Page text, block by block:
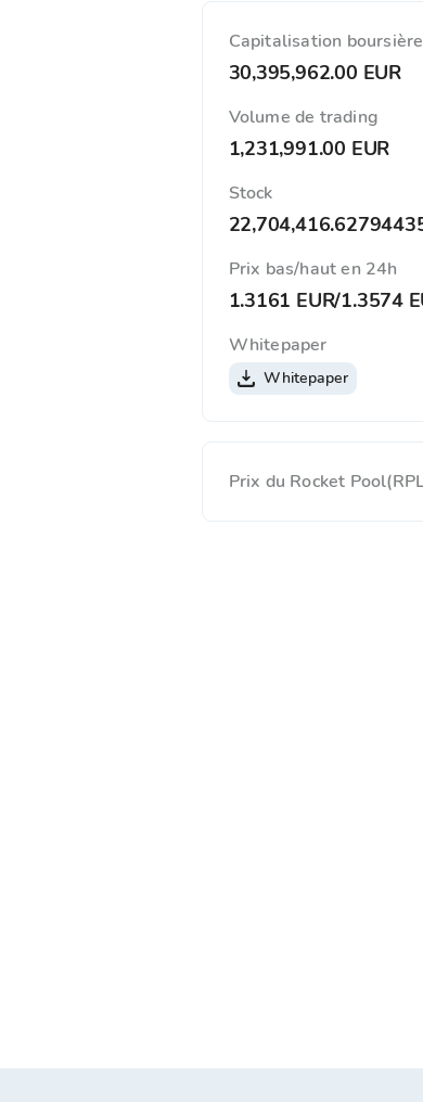
Capitalisation boursière
30,395,962.00 EUR
Volume de trading
1,231,991.00 EUR
Stock
Prix ​​bas/haut en 24h
1.3161 EUR/1.3574
Whitepaper
Whitepaper
Prix du Rocket